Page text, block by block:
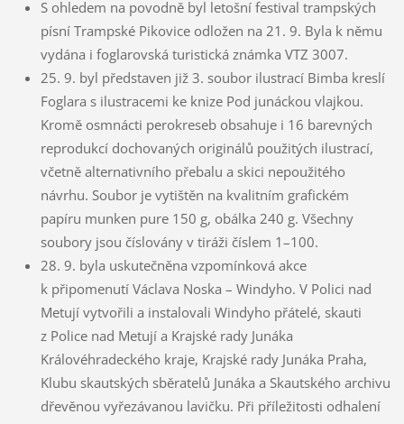
S ohledem na povodně byl letošní festival trampských
písní Trampské Pikovice odložen na 21. 9. Byla k němu
vydána i foglarovská turistická známka VTZ 3007.
25. 9. byl představen již 3. soubor ilustrací Bimba kreslí
Foglara s ilustracemi ke knize Pod junáckou vlajkou.
Kromě osmnácti perokreseb obsahuje i 16 barevných
reprodukcí dochovaných originálů použitých ilustrací,
včetně alternativního přebalu a skici nepoužitého
návrhu. Soubor je vytištěn na kvalitním grafickém
papíru munken pure 150 g, obálka 240 g. Všechny
soubory jsou číslovány v tiráži číslem 1–100.
28. 9. byla uskutečněna vzpomínková akce
k připomenutí Václava Noska – Windyho. V Polici nad
Metují vytvořili a instalovali Windyho přátelé, skauti
z Police nad Metují a Krajské rady Junáka
Královéhradeckého kraje, Krajské rady Junáka Praha,
Klubu skautských sběratelů Junáka a Skautského archivu
dřevěnou vyřezávanou lavičku. Při příležitosti odhalení